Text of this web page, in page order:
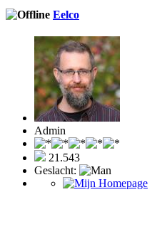
Eelco
Admin
21.543
Geslacht: